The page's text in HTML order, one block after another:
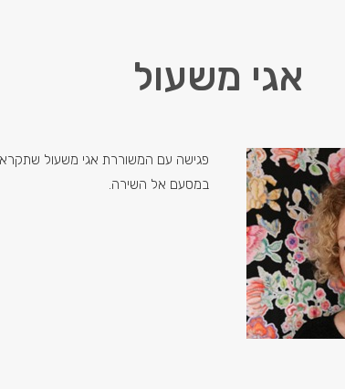
אגי משעול
פגישה עם המשוררת אגי משעול שתקרא
במסעם אל השירה.